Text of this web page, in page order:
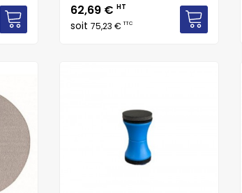
Prix
62,69 €HT
soit75,23 €TTC